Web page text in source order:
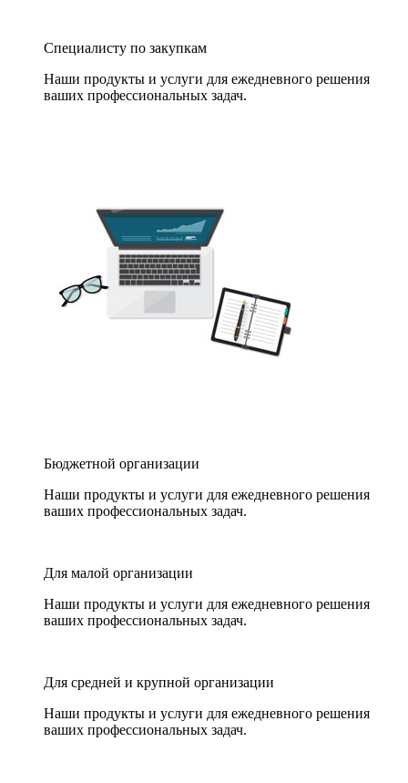
Специалисту по закупкам
Наши продукты и услуги для ежедневного решения
ваших профессиональных задач.
Бюджетной организации
Наши продукты и услуги для ежедневного решения
ваших профессиональных задач.
Для малой организации
Наши продукты и услуги для ежедневного решения
ваших профессиональных задач.
Для средней и крупной организации
Наши продукты и услуги для ежедневного решения
ваших профессиональных задач.